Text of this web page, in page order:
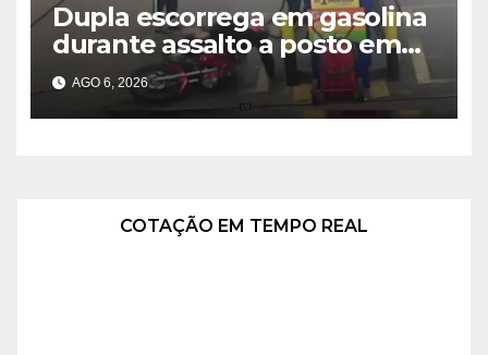
Dupla escorrega em gasolina
durante assalto a posto em
Ceilândia
AGO 6, 2026
COTAÇÃO EM TEMPO REAL